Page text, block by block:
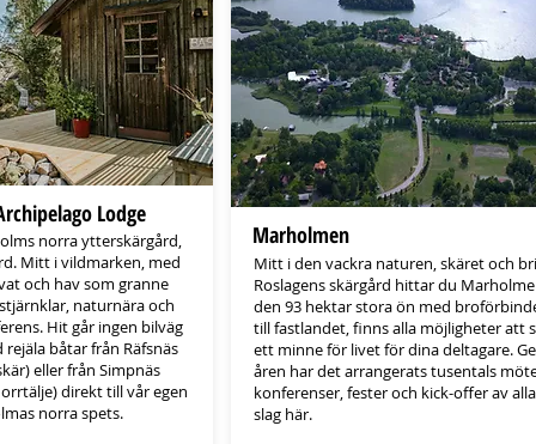
Lodge
norra ytterskärgård,
Mitt i vildmarken, med
och hav som granne
naturnära och
Hit går ingen bilväg
båtar från Räfsnäs
eller från Simpnäs
direkt till vår egen
norra spets.
Marholmen
Mitt i den vackra naturen, skäret och
Roslagens skärgård hittar du
den 93 hektar stora ön med
till fastlandet, finns alla möjligheter att
ett minne för livet för dina deltagare.
åren har det arrangerats tusentals
konferenser, fester och kick-offer av
slag här.